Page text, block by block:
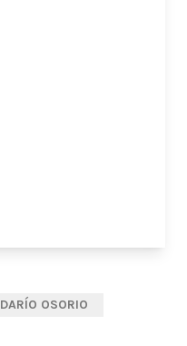
DARÍO OSORIO